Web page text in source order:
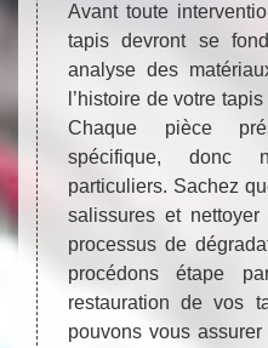
Avant toute
tapis devront se
analyse des
l’histoire de votre
Chaque pièce
spécifique, donc
particuliers. Sachez
salissures et
processus de
procédons étape
restauration de vos
pouvons vous